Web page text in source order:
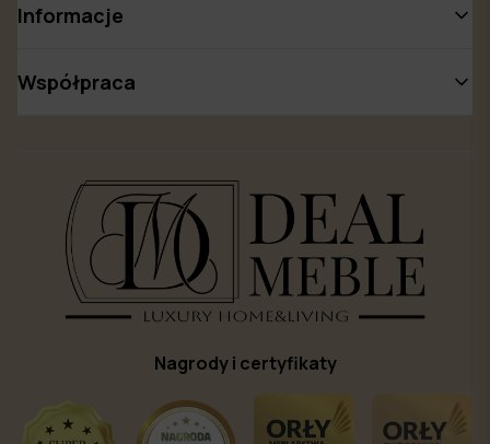
Informacje
Współpraca
Nagrody i certyfikaty